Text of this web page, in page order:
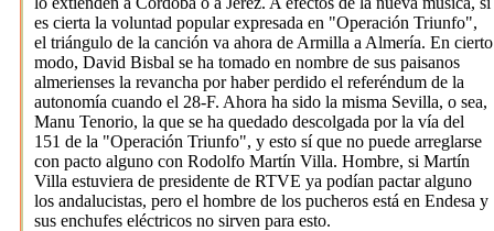
es cierta la voluntad popular expresada en "Operación Triunfo",
el triángulo de la canción va ahora de Armilla a Almería. En cierto
modo, David Bisbal se ha tomado en nombre de sus paisanos
almerienses la revancha por haber perdido el referéndum de la
autonomía cuando el 28-F. Ahora ha sido la misma Sevilla, o sea,
Manu Tenorio, la que se ha quedado descolgada por la vía del
151 de la "Operación Triunfo", y esto sí que no puede arreglarse
con pacto alguno con Rodolfo Martín Villa. Hombre, si Martín
Villa estuviera de presidente de RTVE ya podían pactar alguno
los andalucistas, pero el hombre de los pucheros está en Endesa y
sus enchufes eléctricos no sirven para esto.